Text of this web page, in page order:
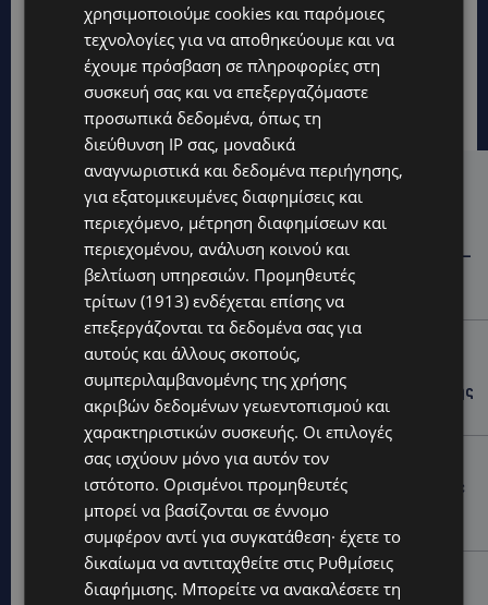
Hot this week
STORIES
ΓΕΝΕΘΛΙΟΣ ΗΜΕΡΑ: Η ηλικία είναι μόνο ένας αριθμός –
Οι άνθρωποι και οι στιγμές είναι η πραγματική μας
ιστορία
STORIES
ΕΛΕΝΑ ΑΝΤΩΝΙΑΔΟΥ: Αγώνας ζωής για τη 37χρονη
μητέρα τριών παιδιών – Έρανος για τη θεραπεία της
στην Αγγλία
UPDATES
ΚΑΤΑΓΓΕΛΙΑ: Για άνδρα που φέρεται να παρενοχλούσε
γυναίκες στο Δασούδι – Σε εξέλιξη οι αστυνομικές
έρευνες
UPDATES
χρησιμοποιούμε cookies και παρόμοιες
τεχνολογίες για να αποθηκεύουμε και να
έχουμε πρόσβαση σε πληροφορίες στη
συσκευή σας και να επεξεργαζόμαστε
προσωπικά δεδομένα, όπως τη
διεύθυνση IP σας, μοναδικά
αναγνωριστικά και δεδομένα περιήγησης,
για εξατομικευμένες διαφημίσεις και
περιεχόμενο, μέτρηση διαφημίσεων και
περιεχομένου, ανάλυση κοινού και
βελτίωση υπηρεσιών. Προμηθευτές
τρίτων (1913) ενδέχεται επίσης να
επεξεργάζονται τα δεδομένα σας για
αυτούς και άλλους σκοπούς,
συμπεριλαμβανομένης της χρήσης
ακριβών δεδομένων γεωεντοπισμού και
χαρακτηριστικών συσκευής. Οι επιλογές
σας ισχύουν μόνο για αυτόν τον
ιστότοπο. Ορισμένοι προμηθευτές
μπορεί να βασίζονται σε έννομο
συμφέρον αντί για συγκατάθεση· έχετε το
δικαίωμα να αντιταχθείτε στις Ρυθμίσεις
διαφήμισης. Μπορείτε να ανακαλέσετε τη